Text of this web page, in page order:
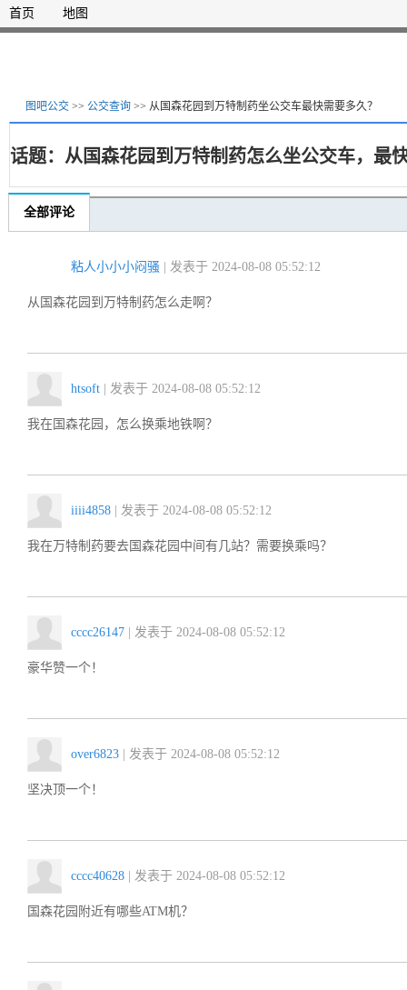
图吧公交 >> 公交查询 >> 从国森花园到万特制药坐公交车最快需要多久？
话题：从国森花园到万特制药怎么坐公交车，最
全部评论
粘人小小小闷骚 | 发表于 2024-08-08 05:52:12
从国森花园到万特制药怎么走啊？
htsoft | 发表于 2024-08-08 05:52:12
我在国森花园，怎么换乘地铁啊？
iiii4858 | 发表于 2024-08-08 05:52:12
我在万特制药要去国森花园中间有几站？需要换乘吗？
cccc26147 | 发表于 2024-08-08 05:52:12
豪华赞一个！
over6823 | 发表于 2024-08-08 05:52:12
坚决顶一个！
cccc40628 | 发表于 2024-08-08 05:52:12
国森花园附近有哪些ATM机？
首页 地图